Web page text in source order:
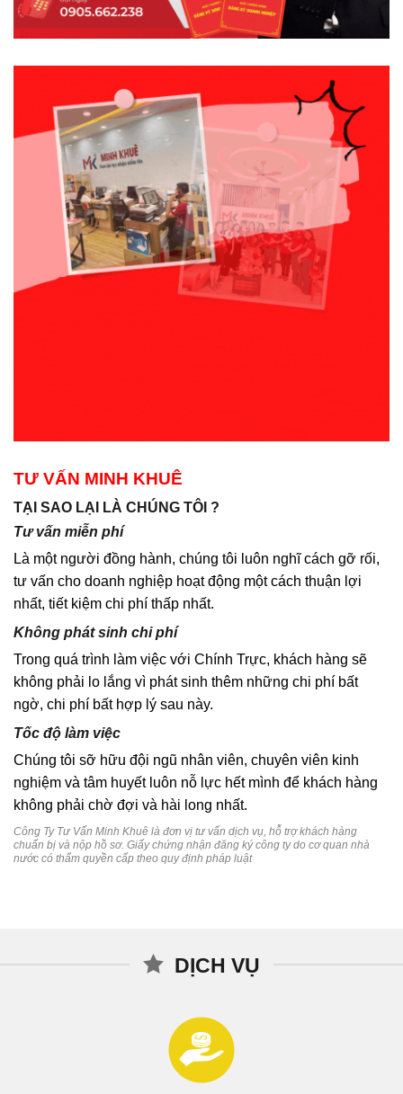
TƯ VẤN MINH KHUÊ
TẠI SAO LẠI LÀ CHÚNG TÔI ?
Tư vấn miễn phí
Là một người đồng hành, chúng tôi luôn nghĩ cách gỡ rối,
tư vấn cho doanh nghiệp hoạt động một cách thuận lợi
nhất, tiết kiệm chi phí thấp nhất.
Không phát sinh chi phí
Trong quá trình làm việc với Chính Trực, khách hàng sẽ
không phải lo lắng vì phát sinh thêm những chi phí bất
ngờ, chi phí bất hợp lý sau này.
Tốc độ làm việc
Chúng tôi sỡ hữu đội ngũ nhân viên, chuyên viên kinh
nghiệm và tâm huyết luôn nỗ lực hết mình để khách hàng
không phải chờ đợi và hài long nhất.
Công Ty Tư Vấn Minh Khuê là đơn vị tư vấn dịch vụ, hỗ trợ khách hàng
chuẩn bị và nộp hồ sơ. Giấy chứng nhận đăng ký công ty do cơ quan nhà
nước có thẩm quyền cấp theo quy định pháp luật
DỊCH VỤ